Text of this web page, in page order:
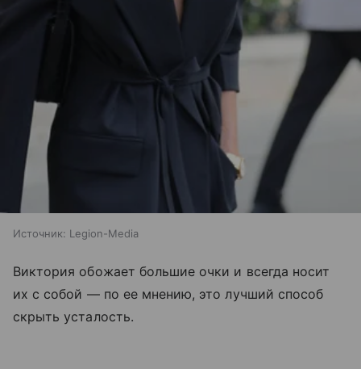
Источник: Legion-Media
Виктория обожает большие очки и всегда носит
их с собой — по ее мнению, это лучший способ
скрыть усталость.